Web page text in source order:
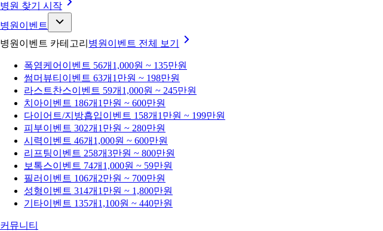
병원 찾기 시작
병원이벤트
병원이벤트 카테고리 병원이벤트 전체 보기
폭염케어 이벤트 56개 1,000원 ~ 135만원
썸머뷰티 이벤트 63개 1만원 ~ 198만원
라스트찬스이벤트 59개 1,000원 ~ 245만원
치아이벤트 186개 1만원 ~ 600만원
다이어트/지방흡입이벤트 158개 1만원 ~ 199만원
피부이벤트 302개 1만원 ~ 280만원
시력이벤트 46개 1,000원 ~ 600만원
리프팅이벤트 258개3만원 ~ 800만원
보톡스이벤트 74개 1,000원 ~ 59만원
필러 이벤트 106개 2만원 ~ 700만원
성형이벤트 314개 1만원 ~ 1,800만원
기타이벤트 135개 1,100원 ~ 440만원
커뮤니티